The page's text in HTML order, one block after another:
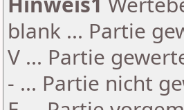
blank ... Partie
V ... Partie
- ... Partie nicht